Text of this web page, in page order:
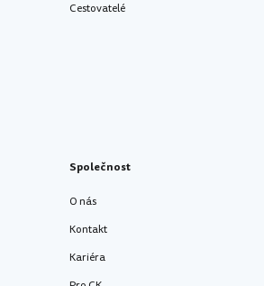
Cestovatelé
Společnost
O nás
Kontakt
Kariéra